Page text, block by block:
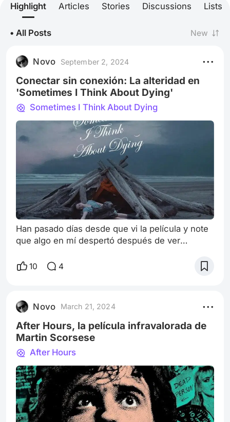
Highlight Articles Stories Discussions Lists
• All Posts New
Novo September 2, 2024
Conectar sin conexión: La alteridad en
'Sometimes I Think About Dying'
Sometimes I Think About Dying
Han pasado días desde que vi la película y note
que algo en mí despertó después de ver
Lambert. No pude dejar de pensar en Fran
ella.La vida de Fran es monótona y solitaria. En
su mundo, la muerte se convierte en una
fantasía romántica, una salida a una existenci
10 4
Novo March 21, 2024
After Hours, la película infravalorada de
Martin Scorsese
After Hours